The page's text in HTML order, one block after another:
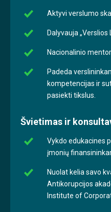
Aktyvi verslumo
Dalyvauja „Verslios
Nacionalinio
Padeda
kompetencijas ir
pasiekti tikslus.
Švietimas ir
Vykdo edukacines
įmonių
Nuolat kelia savo
Antikorupcijos
Institute of